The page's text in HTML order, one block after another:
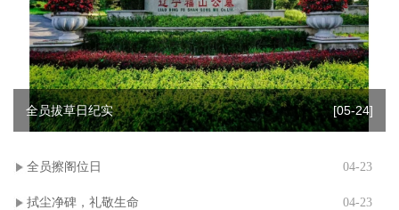
全员拔草日纪实 [05-24]
04-23
全员擦阁位日
04-23
拭尘净碑，礼敬生命